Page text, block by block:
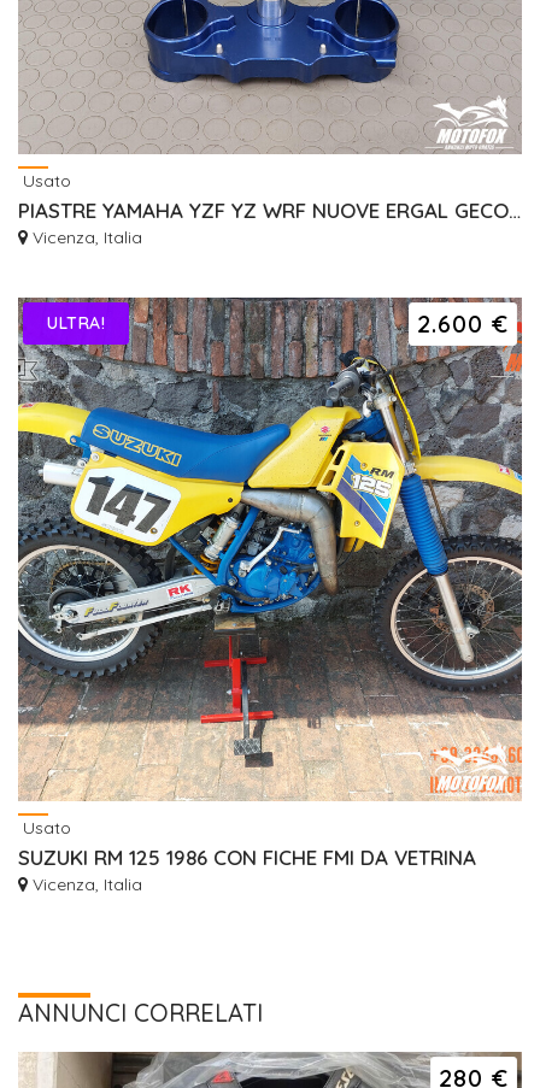
Usato
PIASTRE YAMAHA YZF YZ WRF NUOVE ERGAL GECO RISER
Vicenza, Italia
2.600 €
ULTRA!
Usato
SUZUKI RM 125 1986 CON FICHE FMI DA VETRINA
Vicenza, Italia
ANNUNCI CORRELATI
280 €